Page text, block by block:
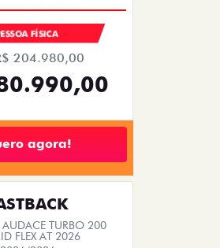
VENDAS PARA PCD